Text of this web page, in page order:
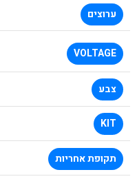
ערוצים
VOLTAGE
צבע
KIT
תקופת אחריות